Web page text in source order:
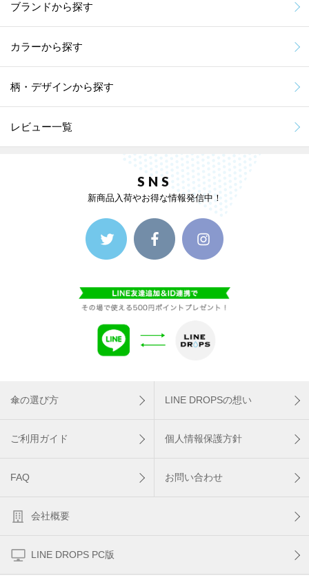
ブランドから探す
カラーから探す
柄・デザインから探す
レビュー一覧
SNS
新商品入荷やお得な情報発信中！
傘の選び方 LINE DROPSの想い
ご利用ガイド 個人情報保護方針
FAQ お問い合わせ
会社概要
LINE DROPS PC版